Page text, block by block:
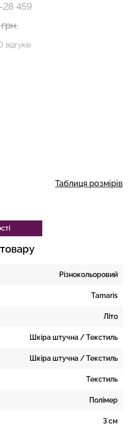
28 459
відгуків
Таблиця розмірів
Різнокольоровий
Tamaris
Літо
Шкіра штучна / Текстиль
Шкіра штучна / Текстиль
Текстиль
Полімер
3 см